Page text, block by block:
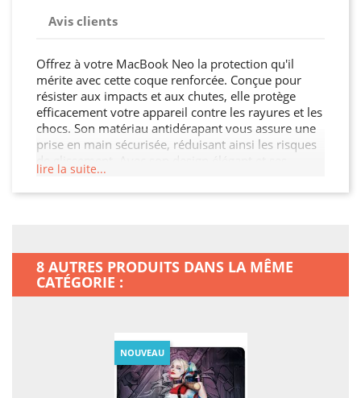
Avis clients
Offrez à votre MacBook Neo la protection qu'il
mérite avec cette coque renforcée. Conçue pour
résister aux impacts et aux chutes, elle protège
efficacement votre appareil contre les rayures et les
chocs. Son matériau antidérapant vous assure une
prise en main sécurisée, réduisant ainsi les risques
découpes précises, cette coque permet un accès
facile à tous les ports et boutons. Protégez votre
lire la suite...
8 AUTRES PRODUITS DANS LA MÊME
CATÉGORIE :
NOUVEAU